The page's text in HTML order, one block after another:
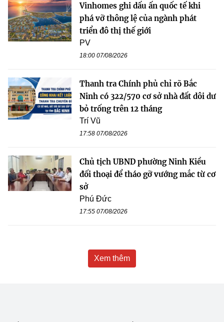
Vinhomes ghi dấu ấn quốc tế khi
phá vỡ thông lệ của ngành phát
triển đô thị thế giới
PV
18:00 07/08/2026
Thanh tra Chính phủ chỉ rõ Bắc
Ninh có 322/570 cơ sở nhà đất dôi dư
bỏ trống trên 12 tháng
Trí Vũ
17:58 07/08/2026
Chủ tịch UBND phường Ninh Kiều
đối thoại để tháo gỡ vướng mắc từ cơ
sở
Phú Đức
17:55 07/08/2026
Xem thêm